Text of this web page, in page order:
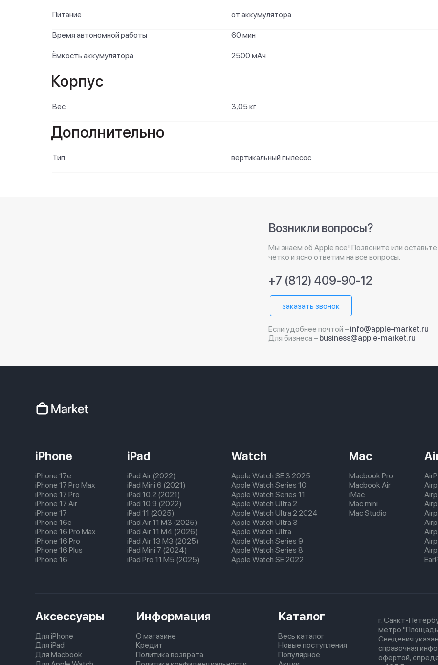
Питание от аккумулятора
Время автономной работы 60 мин
Ёмкость аккумулятора 2500 мАч
Корпус
Вес 3,05 кг
Дополнительно
Тип вертикальный пылесос
Возникли вопросы?
Мы знаем об Apple все! Позвоните или
четко и ясно ответим на все вопросы.
+7 (812) 409-90-12
заказать звонок
Если удобнее почтой – info@apple-market.ru
Для бизнеса – business@apple-market.ru
iPhone
iPhone 17e
iPhone 17 Pro Max
iPhone 17 Pro
iPhone 17 Air
iPhone 17
iPhone 16e
iPhone 16 Pro Max
iPhone 16 Pro
iPhone 16 Plus
iPhone 16
iPad
iPad Air (2022)
iPad Mini 6 (2021)
iPad 10.2 (2021)
iPad 10.9 (2022)
iPad 11 (2025)
iPad Air 11 M3 (2025)
iPad Air 11 M4 (2026)
iPad Air 13 M3 (2025)
iPad Mini 7 (2024)
iPad Pro 11 M5 (2025)
Watch
Apple Watch SE 3 2025
Apple Watch Series 10
Apple Watch Series 11
Apple Watch Ultra 2
Apple Watch Ultra 2 2024
Apple Watch Ultra 3
Apple Watch Ultra
Apple Watch Series 9
Apple Watch Series 8
Apple Watch SE 2022
Mac
Macbook Pro
Macbook Air
iMac
Mac mini
Mac Studio
Аксессуары
Для iPhone
Для iPad
Для Macbook
Информация
О магазине
Кредит
Политика возврата
Каталог
Весь каталог
Новые поступления
Популярное
г. Санкт-
метро "Площадь
Сведения
справочная
офертой,